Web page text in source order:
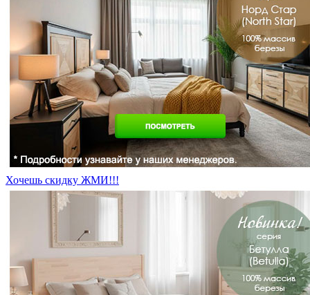
Хочешь скидку ЖМИ!!!